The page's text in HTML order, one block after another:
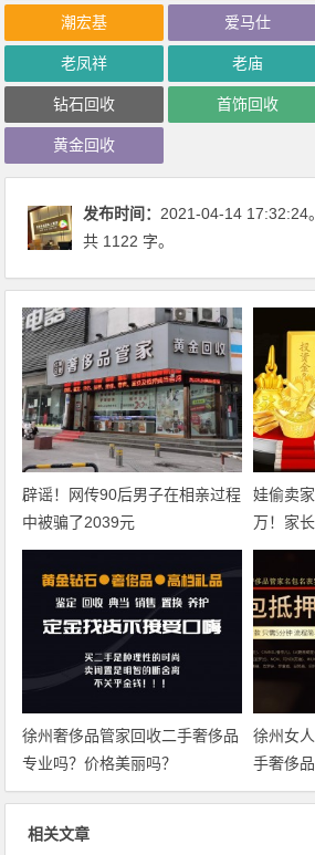
潮宏基 爱马仕
老凤祥 老庙
钻石回收 首饰回收
黄金回收
发布时间： 2021-04-14 17:32:24
共 1122 字。
辟谣！网传90后男子在相亲过程
中被骗了2039元
娃偷卖
万！家
利！
徐州奢侈品管家回收二手奢侈品
专业吗？价格美丽吗？
徐州女
手奢侈
相关文章